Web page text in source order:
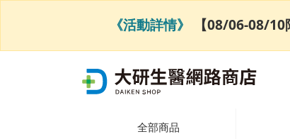
全部商品
《活動詳情》 【08/06-08/10